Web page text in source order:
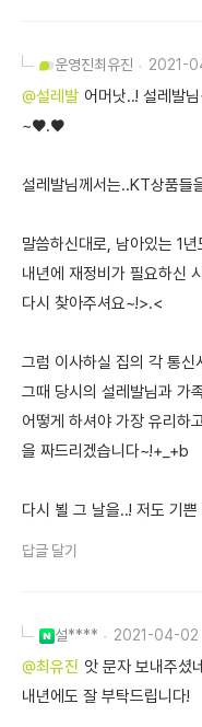
운영진최유진 2021-
@설레발 어머낫..! 설레발
~♥.♥
설레발님께서는..KT상품
말씀하신대로, 남아있는 1
내년에 재정비가 필요하신
다시 찾아주셔요~!>.<
그럼 이사하실 집의 각 통신
그때 당시의 설레발님과 가
어떻게 하셔야 가장 유리하
을 짜드리겠습니다~!+_+b
다시 뵐 그 날을..! 저도 기
답글 달기
설**** 2021-04-02
@최유진 앗 문자 보내주셨
내년에도 잘 부탁드립니다!